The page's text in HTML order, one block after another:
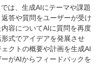
は、生成AIにテーマや課題
答や質問をユーザーが受け
容についてAIに質問を再度
式でアイデアを発展させ
クトの概要や計画を生成AI
がAIからフィードバックを